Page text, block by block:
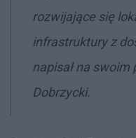
rozwijające się
infrastruktury z
napisał na
Dobrzycki.